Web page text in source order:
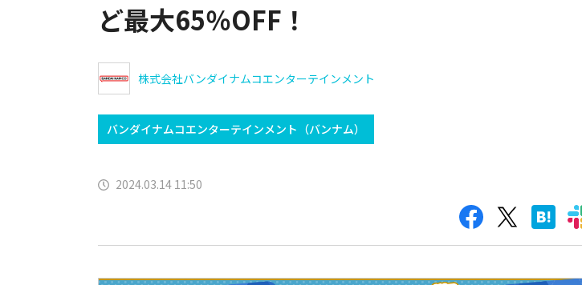
ど最大65％OFF！
株式会社バンダイナムコエンターテインメント
バンダイナムコエンターテインメント（バンナム）
2024.03.14 11:50